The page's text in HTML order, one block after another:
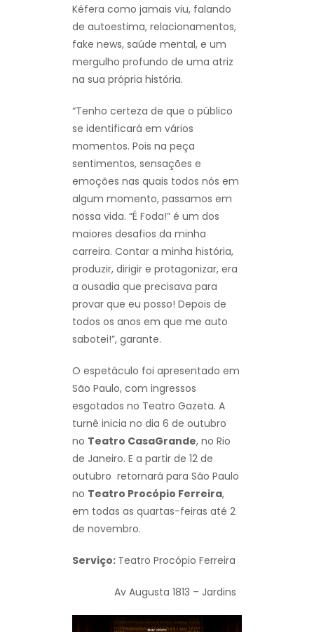
Kéfera como jamais viu, falando
de autoestima, relacionamentos,
fake news, saúde mental, e um
mergulho profundo de uma atriz
na sua própria história.
“Tenho certeza de que o público
se identificará em vários
momentos. Pois na peça
sentimentos, sensações e
emoções nas quais todos nós em
algum momento, passamos em
nossa vida. “É Foda!” é um dos
maiores desafios da minha
carreira. Contar a minha história,
produzir, dirigir e protagonizar, era
a ousadia que precisava para
provar que eu posso! Depois de
todos os anos em que me auto
sabotei!”, garante.
O espetáculo foi apresentado em
São Paulo, com ingressos
esgotados no Teatro Gazeta. A
turnê inicia no dia 6 de outubro
no Teatro CasaGrande, no Rio
de Janeiro. E a partir de 12 de
outubro retornará para São Paulo
no Teatro Procópio Ferreira,
em todas as quartas-feiras até 2
de novembro.
Serviço: Teatro Procópio Ferreira
Av Augusta 1813 – Jardins